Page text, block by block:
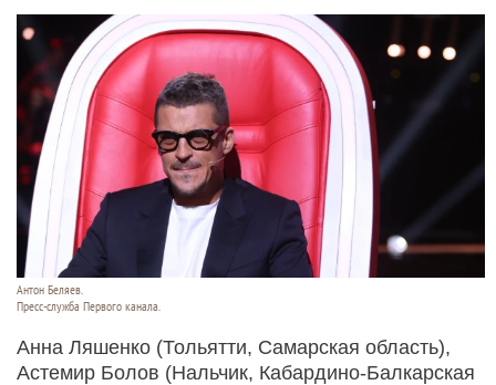
Антон Беляев.
Пресс-служба Первого канала.
Анна Ляшенко (Тольятти, Самарская область),
Астемир Болов (Нальчик, Кабардино-Балкарская